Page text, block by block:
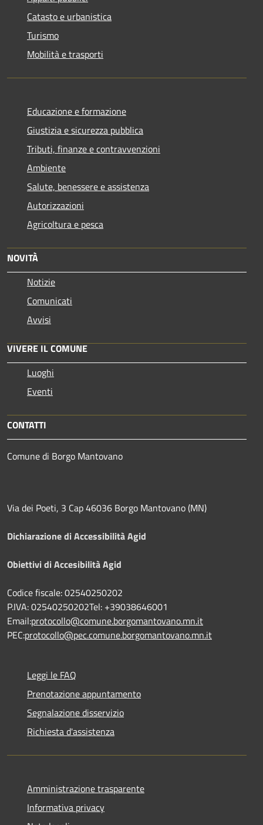
Catasto e urbanistica
Turismo
Mobilità e trasporti
Educazione e formazione
Giustizia e sicurezza pubblica
Tributi, finanze e contravvenzioni
Ambiente
Salute, benessere e assistenza
Autorizzazioni
Agricoltura e pesca
NOVITÀ
Notizie
Comunicati
Avvisi
VIVERE IL COMUNE
Luoghi
Eventi
CONTATTI
Comune di Borgo Mantovano
Via dei Poeti, 3 Cap 46036 Borgo Mantovano (MN)
Dichiarazione di Accessibilità Agid
Obiettivi di Accesibilità Agid
Codice fiscale: 02540250202
P.IVA: 02540250202Tel: +39038646001
Email:protocollo@comune.borgomantovano.mn.it
PEC:protocollo@pec.comune.borgomantovano.mn.it
Leggi le FAQ
Prenotazione appuntamento
Segnalazione disservizio
Richiesta d'assistenza
Amministrazione trasparente
Informativa privacy